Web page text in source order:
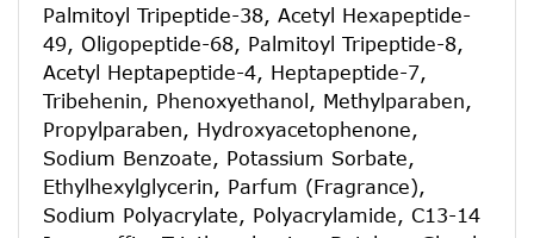
Palmitoyl Tripeptide-38, Acetyl Hexapeptide-
49, Oligopeptide-68, Palmitoyl Tripeptide-8,
Acetyl Heptapeptide-4, Heptapeptide-7,
Tribehenin, Phenoxyethanol, Methylparaben,
Propylparaben, Hydroxyacetophenone,
Sodium Benzoate, Potassium Sorbate,
Ethylhexylglycerin, Parfum (Fragrance),
Sodium Polyacrylate, Polyacrylamide, C13-14